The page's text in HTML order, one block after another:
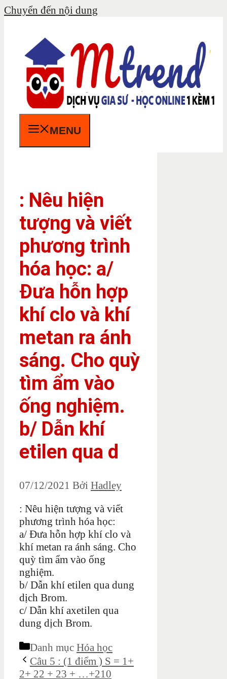
Chuyển đến nội dung
MENU
: Nêu hiện
tượng và viết
phương trình
hóa học: a/
Đưa hỗn hợp
khí clo và khí
metan ra ánh
sáng. Cho quỳ
tìm ẩm vào
ống nghiệm.
b/ Dẫn khí
etilen qua d
07/12/2021 Bởi Hadley
: Nêu hiện tượng và viết
phương trình hóa học:
a/ Đưa hỗn hợp khí clo và
khí metan ra ánh sáng. Cho
quỳ tìm ẩm vào ống
nghiệm.
b/ Dẫn khí etilen qua dung
dịch Brom.
c/ Dẫn khí axetilen qua
dung dịch Brom.
Danh mục Hóa học
Câu 5 : (1 điểm ) S = 1+
2+ 22 + 23 + …+210